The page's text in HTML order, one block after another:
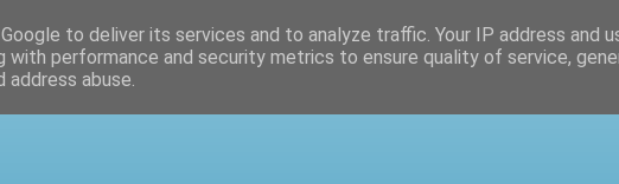
to deliver its services and to analyze traffic. Your IP address and
with performance and security metrics to ensure quality of service,
abuse.